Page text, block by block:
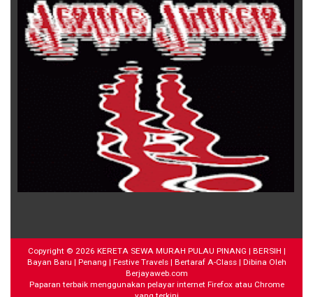
Copyright © 2026 KERETA SEWA MURAH PULAU PINANG | BERSIH |
Bayan Baru | Penang | Festive Travels | Bertaraf A-Class| Dibina Oleh
Berjayaweb.com
Paparan terbaik menggunakan pelayar internet Firefox atau Chrome